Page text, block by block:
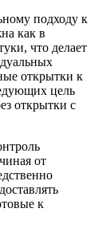
подходу к
как в
что делает
открытки к
цель
открытки с
от
к